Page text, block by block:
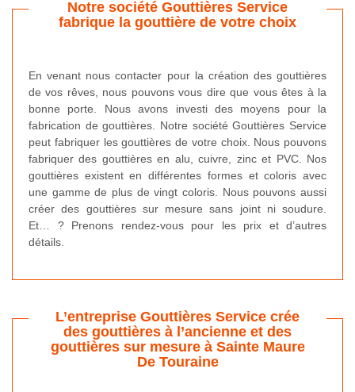
Notre société Gouttières Service
fabrique la gouttière de votre choix
En venant nous contacter pour la création des gouttières
de vos rêves, nous pouvons vous dire que vous êtes à la
bonne porte. Nous avons investi des moyens pour la
fabrication de gouttières. Notre société Gouttières Service
peut fabriquer les gouttières de votre choix. Nous pouvons
fabriquer des gouttières en alu, cuivre, zinc et PVC. Nos
gouttières existent en différentes formes et coloris avec
une gamme de plus de vingt coloris. Nous pouvons aussi
créer des gouttières sur mesure sans joint ni soudure.
Et… ? Prenons rendez-vous pour les prix et d’autres
détails.
L’entreprise Gouttières Service crée
des gouttières à l’ancienne et des
gouttières sur mesure à Sainte Maure
De Touraine